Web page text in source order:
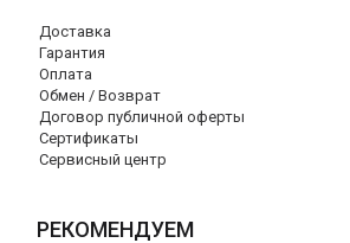
Доставка
Гарантия
Оплата
Обмен / Возврат
Договор публичной оферты
Сертификаты
Сервисный центр
РЕКОМЕНДУЕМ